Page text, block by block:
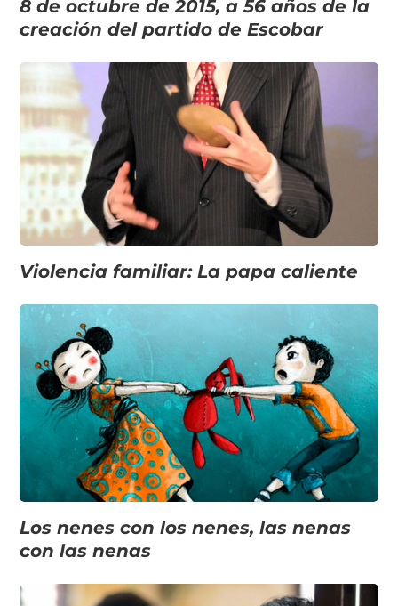
8 de octubre de 2015, a 56 años de la
creación del partido de Escobar
Violencia familiar: La papa caliente
Los nenes con los nenes, las nenas
con las nenas